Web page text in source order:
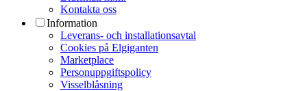
Kontakta oss
Information
Leverans- och installationsavtal
Cookies på Elgiganten
Marketplace
Personuppgiftspolicy
Visselblåsning